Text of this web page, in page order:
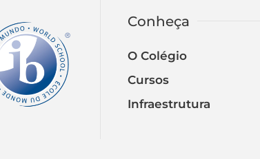
Conheça
O Colégio
Cursos
Infraestrutura